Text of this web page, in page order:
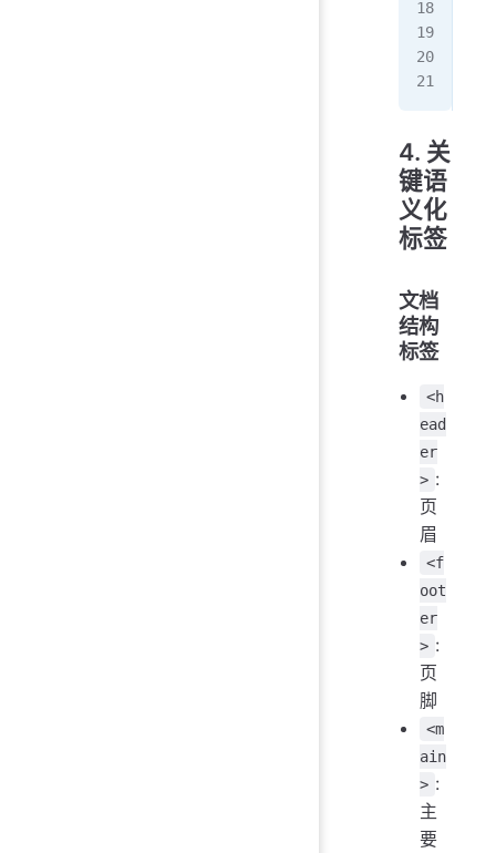
4. 关
键语
义化
标签
文档
结构
标签
<h
ead
er
> :
页
眉
<f
oot
er
> :
页
脚
<m
ain
> :
主
要